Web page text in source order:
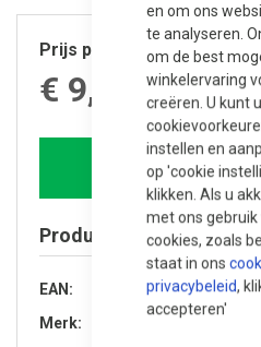
en om ons
te analyseren.
om de best
winkelervaring
creëren. U kunt
instellen en
op 'cookie
klikken. Als u
met ons gebruik
cookies, zoals
staat in ons
privacybeleid,
accepteren'
Prijs per stuk
€ 9,745.00
In
Product specificaties
EAN
Merk